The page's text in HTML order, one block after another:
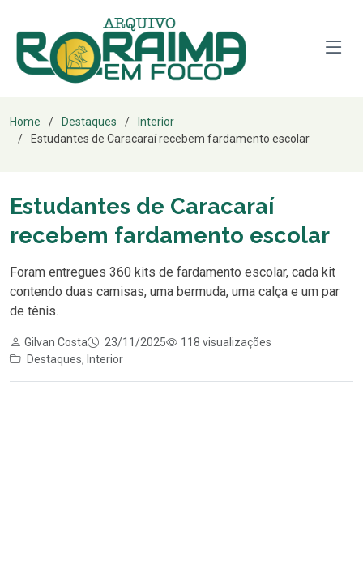
Home Destaques
Interior
Estudantes de Caracaraí recebem fardamento escolar
Estudantes de Caracaraí
recebem fardamento escolar
Foram entregues 360 kits de fardamento escolar, cada kit
contendo duas camisas, uma bermuda, uma calça e um par
de tênis.
Gilvan Costa 23/11/2025
118 visualizações
Destaques, Interior